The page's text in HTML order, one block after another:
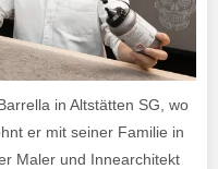
in Altstätten SG, wo
er mit seiner Familie in
Maler und Innearchitekt